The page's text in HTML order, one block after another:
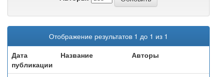
Отображение результатов 1 до 1 из 1
Дата
публикации
Название Авторы